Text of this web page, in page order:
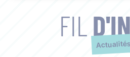
FIL
Actualités